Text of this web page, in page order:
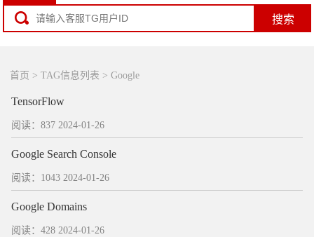
搜索
首页 > TAG信息列表 > Google
TensorFlow
阅读：837 2024-01-26
Google Search Console
阅读：1043 2024-01-26
Google Domains
阅读：428 2024-01-26